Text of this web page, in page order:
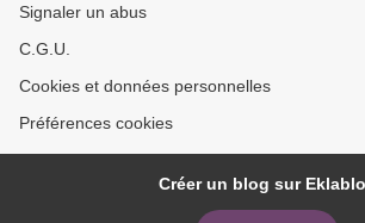
Signaler un abus
C.G.U.
Cookies et données personnelles
Préférences cookies
Créer un blog sur